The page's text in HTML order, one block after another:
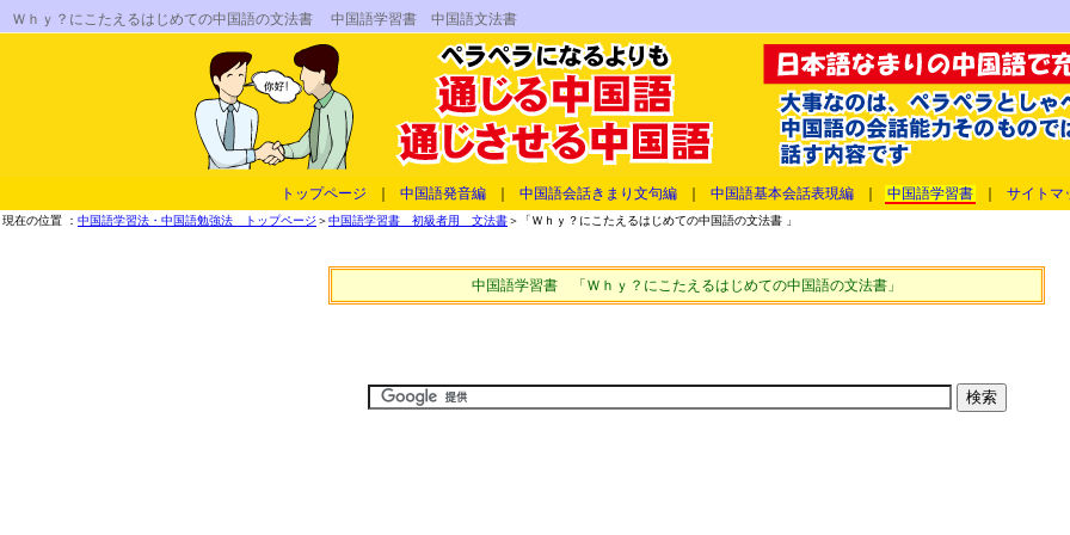
Ｗｈｙ？にこたえるはじめての中国語の文法書 中国語学習書 中国語文法書
トップページ 中国語発音編 中国語会話きまり文句編 中国語基本会話表現編 中国語学習書 サイトマ
現在の位置 ： 中国語学習法・中国語勉強法 トップページ ＞中国語学習書 初級者用 文法書＞「Ｗｈｙ？にこたえるはじめての中国語の文法書 」
中国語学習書 「Ｗｈｙ？にこたえるはじめての中国語の文法書」